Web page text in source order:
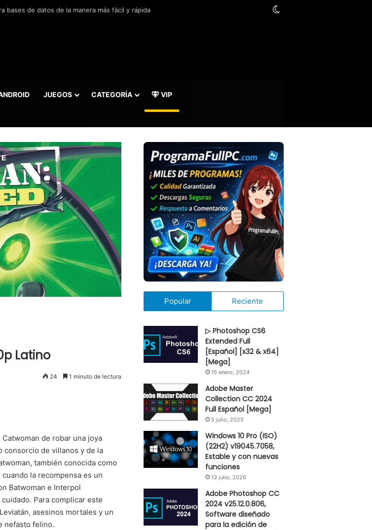
y de código abierto​ desarrollado por la Corporación Mozilla
JUEGOS CATEGORÍA VIP
Latino
24 1 minuto de lectura
de robar una joya
consorcio de villanos y de la
también conocida como
la recompensa es un
Batwoman e Interpol
Para complicar este
asesinos mortales y un
nefasto felino.
Popular Reciente
▷ Photoshop CS6
Extended Full
[Español] [x32 & x64]
[Mega]
15 enero, 2024
Adobe Master
Collection CC 2024
Full Español [Mega]
5 julio, 2025
Windows 10 Pro (ISO)
(22H2) v19045.7058,
Estable y con nuevas
funciones
13 julio, 2026
Adobe Photoshop CC
2024 v25.12.0.806,
Software diseñado
para la edición de